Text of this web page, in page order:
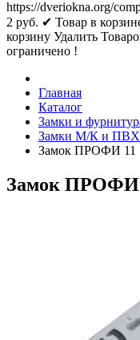
https://dveriokna.org/
2 руб. ✔ Товар в
корзину Удалить
ограничено !
Главная
Каталог
Замки и
Замки М/К и ПВХ
Замок ПРОФИ 11
Замок ПРОФИ